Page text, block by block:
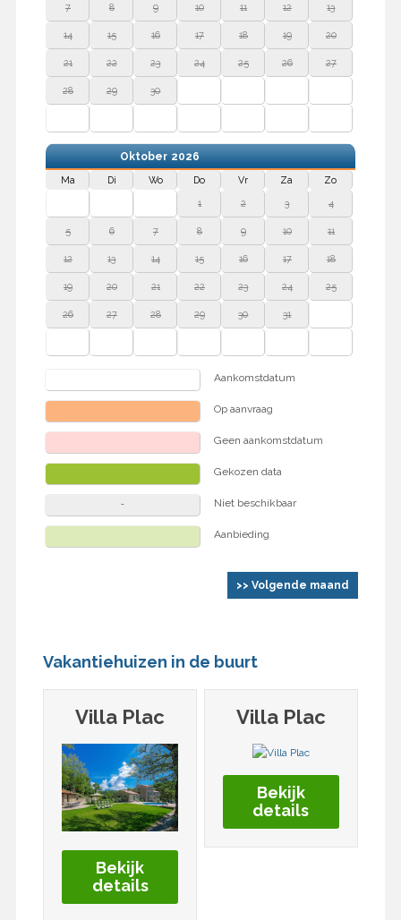
7 8 9 10 11 12 13
14 15 16 17 18 19 20
21 22 23 24 25 26 27
28 29 30
2026
Oktober
Ma Di Wo Do Vr Za Zo
1 2 3 4
5 6 7 8 9 10 11
12 13 14 15 16 17 18
19 20 21 22 23 24 25
26 27 28 29 30 31
Aankomstdatum
Op aanvraag
Geen aankomstdatum
Gekozen data
Niet beschikbaar
Aanbieding
>> Volgende maand
Vakantiehuizen in de buurt
Villa Plac
Bekijk
details
Villa Plac
Bekijk
details